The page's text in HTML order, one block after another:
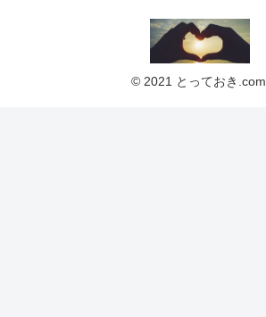
© 2021 とっておき.com.